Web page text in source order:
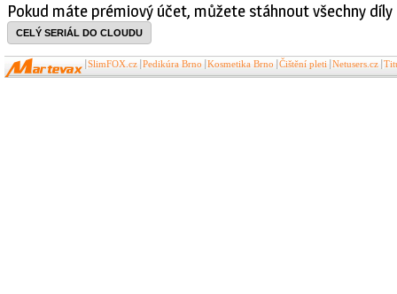
Pokud máte prémiový účet, můžete stáhnout všechny díly
CELÝ SERIÁL DO CLOUDU
SlimFOX.cz Pedikúra Brno Kosmetika Brno Čištění pleti Netusers.cz